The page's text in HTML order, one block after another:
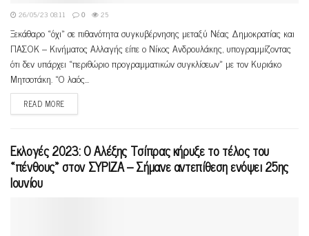
26/05/23 08:11 0 25
Ξεκάθαρο «όχι» σε πιθανότητα συγκυβέρνησης μεταξύ Νέας Δημοκρατίας και
ΠΑΣΟΚ – Κινήματος Αλλαγής είπε ο Νίκος Ανδρουλάκης, υπογραμμίζοντας
ότι δεν υπάρχει «περιθώριο προγραμματικών συγκλίσεων» με τον Κυριάκο
Μητσοτάκη. «Ο λαός...
READ MORE
Εκλογές 2023: Ο Αλέξης Τσίπρας κήρυξε το τέλος του
«πένθους» στον ΣΥΡΙΖΑ – Σήμανε αντεπίθεση ενόψει 25ης
Ιουνίου